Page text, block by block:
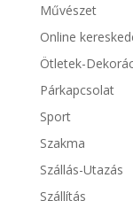
Művészet
Online
Ötletek-
Párkapcsolat
Sport
Szakma
Szállás-Utazás
Szállítás